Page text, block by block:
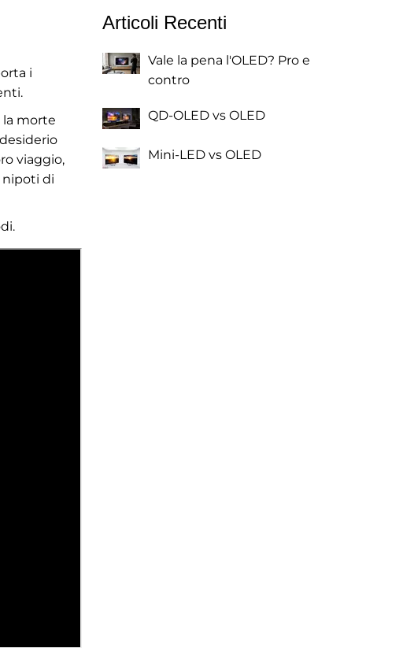
i
la morte
viaggio,
nipoti di
Articoli Recenti
Vale la pena l'OLED? Pro e
contro
QD-OLED vs OLED
Mini-LED vs OLED